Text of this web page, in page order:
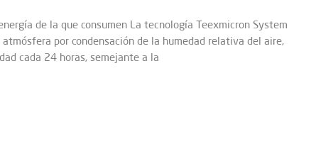
de la que consumen La tecnología Teexmicron System
por condensación de la humedad relativa del aire,
cada 24 horas, semejante a la